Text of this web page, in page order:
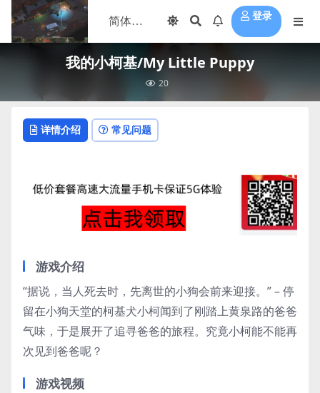
登录
我的小柯基/My Little Puppy
20
详情介绍 常见问题
游戏介绍
“据说，当人死去时，先离世的小狗会前来迎接。” – 停
留在小狗天堂的柯基犬小柯闻到了刚踏上黄泉路的爸爸
气味，于是展开了追寻爸爸的旅程。究竟小柯能不能再
次见到爸爸呢？
游戏视频